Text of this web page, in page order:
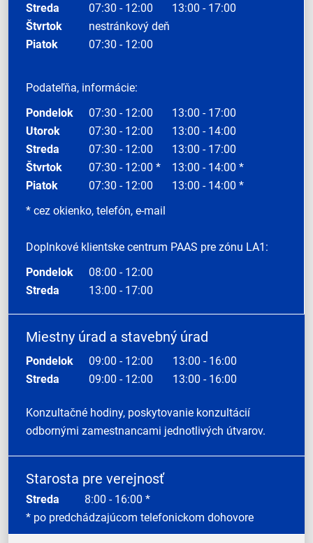
Streda
07:30 - 12:00
13:00 - 17:00
Štvrtok
nestránkový deň
Piatok
07:30 - 12:00
Podateľňa, informácie:
Pondelok
07:30 - 12:00
13:00 - 17:00
Utorok
07:30 - 12:00
13:00 - 14:00
Streda
07:30 - 12:00
13:00 - 17:00
Štvrtok
07:30 - 12:00 *
13:00 - 14:00 *
Piatok
07:30 - 12:00
13:00 - 14:00 *
* cez okienko, telefón, e-mail
Doplnkové klientske centrum PAAS pre zónu LA1:
Pondelok
08:00 - 12:00
Streda
13:00 - 17:00
Miestny úrad a stavebný úrad
Pondelok 09:00 - 12:00
13:00 - 16:00
Streda
09:00 - 12:00 13:00 - 16:00
Konzultačné hodiny, poskytovanie konzultácií
odbornými zamestnancami jednotlivých útvarov.
Starosta pre verejnosť
Streda 8:00 - 16:00 *
* po predchádzajúcom telefonickom dohovore